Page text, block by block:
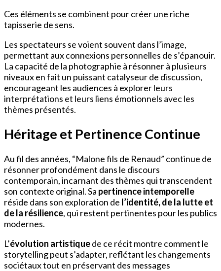
Ces éléments se combinent pour créer une riche
tapisserie de sens.
Les spectateurs se voient souvent dans l’image,
permettant aux connexions personnelles de s’épanouir.
La capacité de la photographie à résonner à plusieurs
niveaux en fait un puissant catalyseur de discussion,
encourageant les audiences à explorer leurs
interprétations et leurs liens émotionnels avec les
thèmes présentés.
Héritage et Pertinence Continue
Au fil des années, “Malone fils de Renaud” continue de
résonner profondément dans le discours
contemporain, incarnant des thèmes qui transcendent
son contexte original. Sa pertinence intemporelle
réside dans son exploration de l’identité, de la lutte et
de la résilience, qui restent pertinentes pour les publics
modernes.
L’évolution artistiquede ce récit montre comment le
storytelling peut s’adapter, reflétant les changements
sociétaux tout en préservant des messages